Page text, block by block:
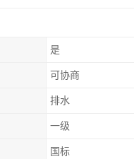
是
可协商
排水
一级
国标